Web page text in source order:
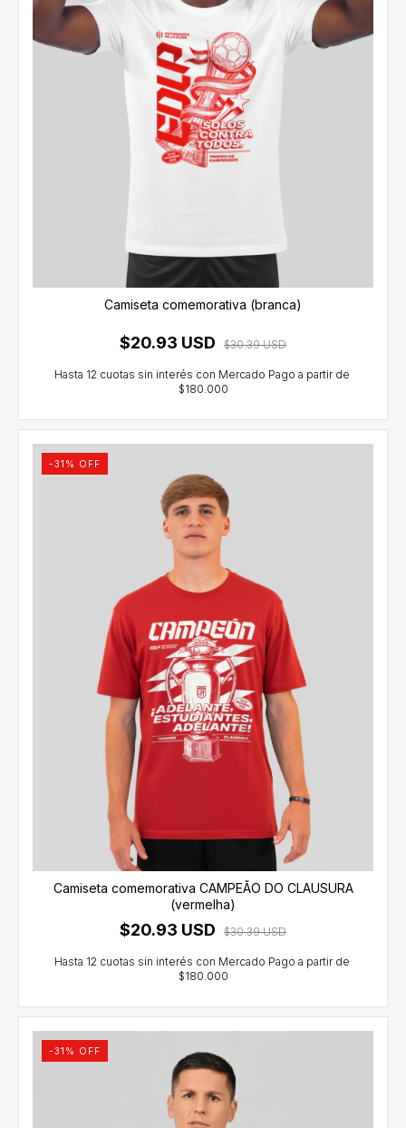
Camiseta comemorativa (branca)
$20.93 USD $30.39 USD
-31 % OFF
Camiseta comemorativa CAMPEÃO DO CLAUSURA
(vermelha)
$20.93 USD $30.39 USD
-31 % OFF